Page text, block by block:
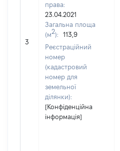
3
права:
23.04.2021
Загальна площа
(м2):
113,9
Реєстраційний
номер
(кадастровий
номер для
земельної
ділянки):
[Конфіденційна
інформація]